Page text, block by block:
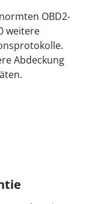
OBD2-
weitere
Abdeckung